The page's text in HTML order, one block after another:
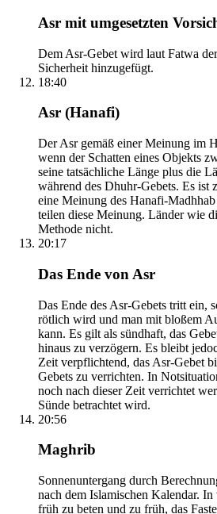
Asr mit umgesetzten
Dem Asr-Gebet wird laut Fatwa
Sicherheit hinzugefügt.
18:40
Asr (Hanafi)
Der Asr gemäß einer Meinung im
wenn der Schatten eines Objekts
seine tatsächliche Länge plus die
während des Dhuhr-Gebets. Es ist
eine Meinung des Hanafi-
teilen diese Meinung. Länder wie
Methode nicht.
20:17
Das Ende von Asr
Das Ende des Asr-Gebets tritt ein,
rötlich wird und man mit bloßem
kann. Es gilt als sündhaft, das
hinaus zu verzögern. Es bleibt
Zeit verpflichtend, das Asr-Gebet
Gebets zu verrichten. In
noch nach dieser Zeit verrichtet
Sünde betrachtet wird.
20:56
Maghrib
Sonnenuntergang durch
nach dem Islamischen Kalendar.
früh zu beten und zu früh, das